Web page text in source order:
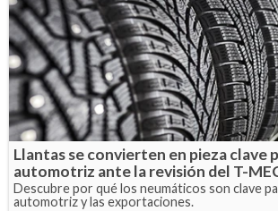
Llantas se convierten en pieza clave
automotriz ante la revisión del T-
Descubre por qué los neumáticos son clave
automotriz y las exportaciones.